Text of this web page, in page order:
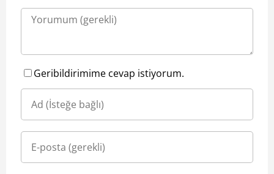
Geribildirimime cevap istiyorum.